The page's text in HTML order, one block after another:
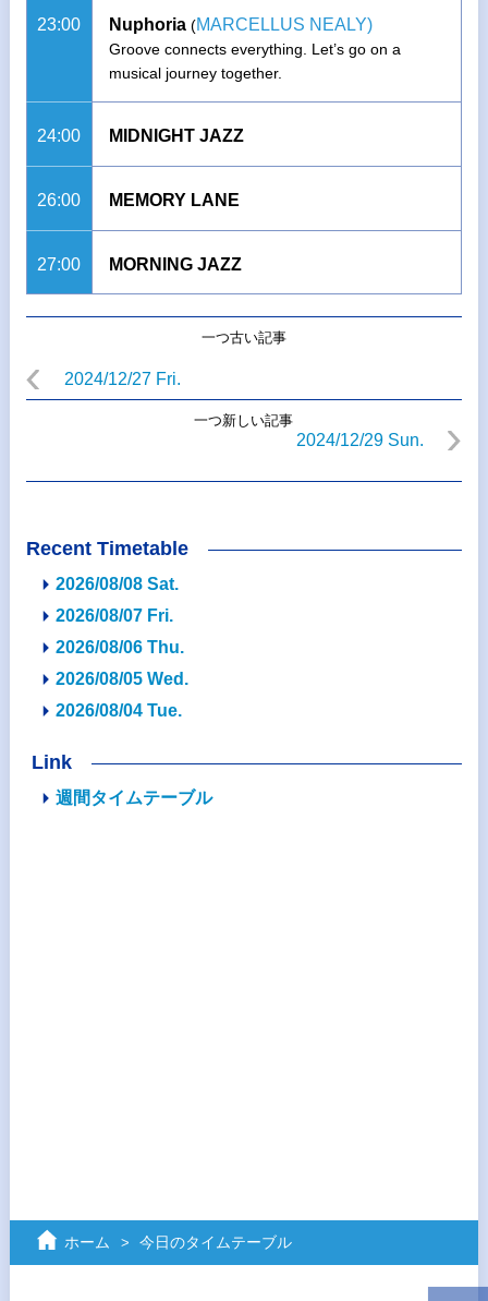
23:00 Nuphoria(MARCELLUS NEALY)
Groove connects everything. Let’s go on a
musical journey together.
24:00 MIDNIGHT JAZZ
26:00 MEMORY LANE
27:00 MORNING JAZZ
一つ古い記事
2024/12/27 Fri.
一つ新しい記事
2024/12/29 Sun.
Recent Timetable
2026/08/08 Sat.
2026/08/07 Fri.
2026/08/06 Thu.
2026/08/05 Wed.
2026/08/04 Tue.
Link
週間タイムテーブル
ホーム 今日のタイムテーブル